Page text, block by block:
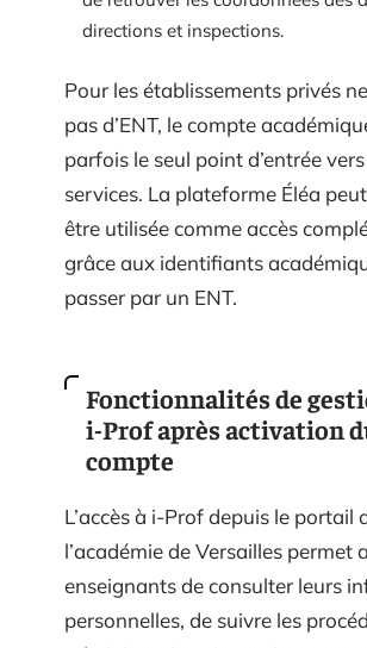
directions et inspections.
Pour les établissements privés
pas d’ENT, le compte
parfois le seul point d’entrée
services. La plateforme Éléa
être utilisée comme accès
grâce aux identifiants
passer par un ENT.
Fonctionnalités de
i-Prof après activation
compte
L’accès à i-Prof depuis le portail
l’académie de Versailles permet
enseignants de consulter leurs
personnelles, de suivre les